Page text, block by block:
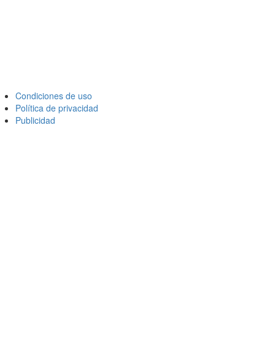
Condiciones de uso
Política de privacidad
Publicidad